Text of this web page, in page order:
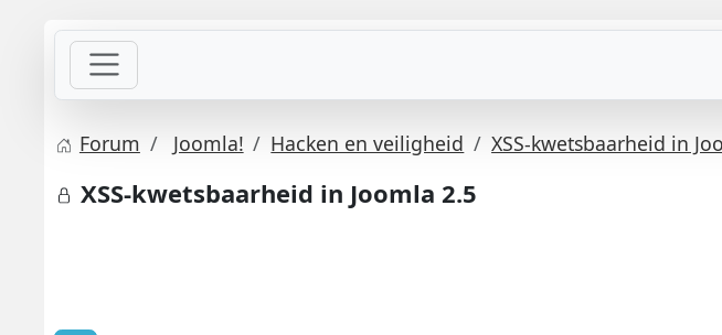
Forum Joomla! Hacken en veiligheid XSS-kwetsbaarheid in
XSS-kwetsbaarheid in Joomla 2.5